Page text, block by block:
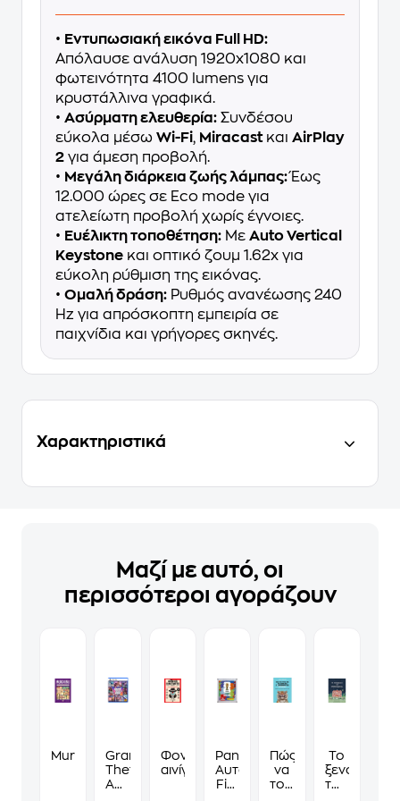
• Εντυπωσιακή εικόνα Full HD:
Απόλαυσε ανάλυση 1920x1080 και
φωτεινότητα 4100 lumens για
κρυστάλλινα γραφικά.
• Ασύρματη ελευθερία: Συνδέσου
εύκολα μέσω Wi-Fi, Miracastκαι AirPlay
2 για άμεση προβολή.
• Μεγάλη διάρκεια ζωής λάμπας:Έως
12.000 ώρες σε Eco mode για
ατελείωτη προβολή χωρίς έγνοιες.
• Ευέλικτη τοποθέτηση: Με Auto Vertical
Keystone και οπτικό ζουμ 1.62x για
εύκολη ρύθμιση της εικόνας.
• Ομαλή δράση: Ρυθμός ανανέωσης 240
Hz για απρόσκοπτη εμπειρία σε
παιχνίδια και γρήγορες σκηνές.
Χαρακτηριστικά
Μαζί με αυτό, οι
περισσότεροι αγοράζουν
MurdokuGrand
Theft
Auto
Φονικά
αινίγματα
Panini
Αυτοκόλλητα
Fifa
Πώς
να
τους
Το
ξενοδοχείο
των